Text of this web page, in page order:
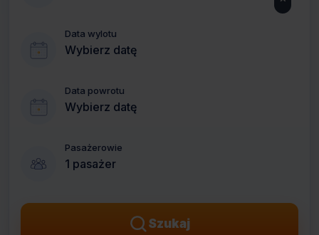
Data wylotu
Wybierz datę
Data powrotu
Wybierz datę
Pasażerowie
1 pasażer
Szukaj